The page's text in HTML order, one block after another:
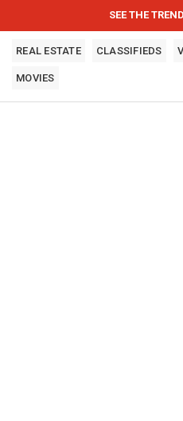
SEE THE
REAL ESTATE CLASSIFIEDS
MOVIES